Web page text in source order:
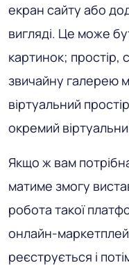
екран сайту або
вигляді. Це може
картинок; простір,
звичайну галерею
віртуальний
окремий
Якщо ж вам
матиме змогу
робота такої
онлайн-
реєструється і